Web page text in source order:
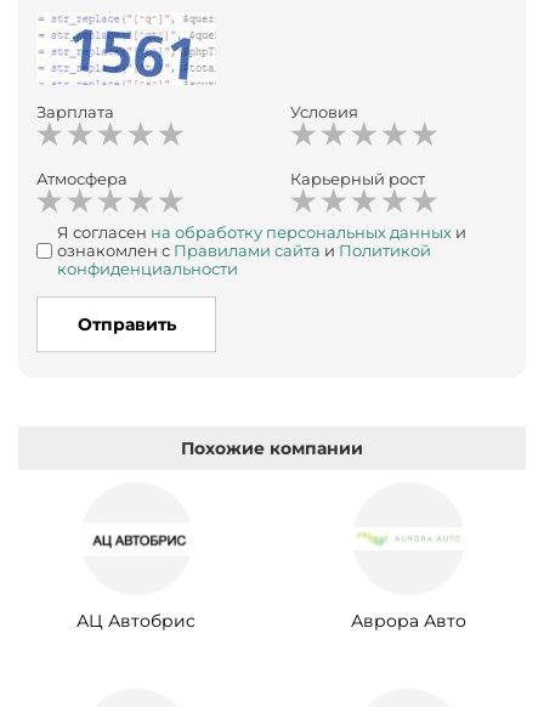
Зарплата Условия
Атмосфера Карьерный рост
Я согласен на обработку персональных данных и
ознакомлен с Правилами сайта и Политикой
конфиденциальности
Отправить
Похожие компании
АЦ Автобрис Аврора Авто